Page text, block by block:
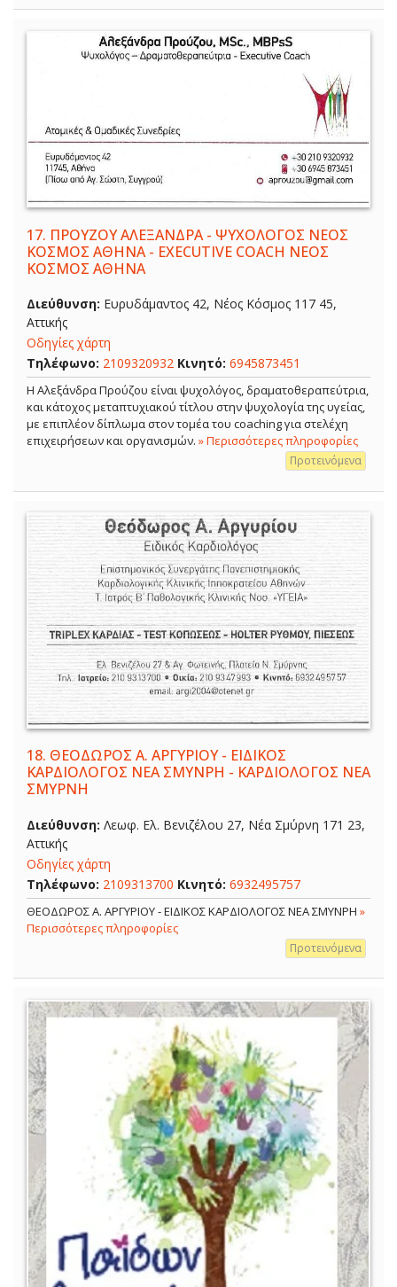
17. ΠΡΟΥΖΟΥ ΑΛΕΞΑΝΔΡΑ - ΨΥΧΟΛΟΓΟΣ ΝΕΟΣ
ΚΟΣΜΟΣ ΑΘΗΝΑ - EXECUTIVE COACH ΝΕΟΣ
ΚΟΣΜΟΣ ΑΘΗΝΑ
Διεύθυνση: Ευρυδάμαντος 42, Νέος Κόσμος 117 45,
Αττικής
Οδηγίες χάρτη
Τηλέφωνο: 2109320932 Κινητό: 6945873451
Η Αλεξάνδρα Προύζου είναι ψυχολόγος, δραματοθεραπεύτρια,
και κάτοχος μεταπτυχιακού τίτλου στην ψυχολογία της υγείας,
με επιπλέον δίπλωμα στον τομέα του coaching για στελέχη
επιχειρήσεων και οργανισμών. » Περισσότερες πληροφορίες
Προτεινόμενα
18. ΘΕΟΔΩΡΟΣ Α. ΑΡΓΥΡΙΟΥ - ΕΙΔΙΚΟΣ
ΚΑΡΔΙΟΛΟΓΟΣ ΝΕΑ ΣΜΥΝΡΗ - ΚΑΡΔΙΟΛΟΓΟΣ ΝΕΑ
ΣΜΥΡΝΗ
Διεύθυνση: Λεωφ. Ελ. Βενιζέλου 27, Νέα Σμύρνη 171 23,
Αττικής
Οδηγίες χάρτη
Τηλέφωνο: 2109313700 Κινητό: 6932495757
ΘΕΟΔΩΡΟΣ Α. ΑΡΓΥΡΙΟΥ - ΕΙΔΙΚΟΣ ΚΑΡΔΙΟΛΟΓΟΣ ΝΕΑ ΣΜΥΝΡΗ »
Περισσότερες πληροφορίες
Προτεινόμενα